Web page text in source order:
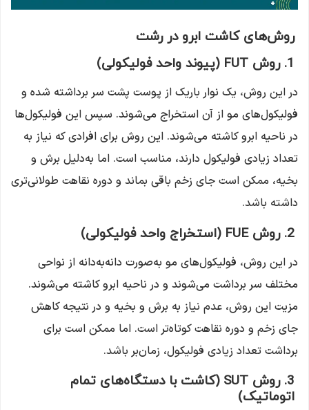
روش‌های کاشت ابرو در رشت
1. روش FUT (پیوند واحد فولیکولی)
در این روش، یک نوار باریک از پوست پشت سر برداشته شده و
فولیکول‌های مو از آن استخراج می‌شوند. سپس این فولیکول‌ها
در ناحیه ابرو کاشته می‌شوند. این روش برای افرادی که نیاز به
تعداد زیادی فولیکول دارند، مناسب است. اما به‌دلیل برش و
بخیه، ممکن است جای زخم باقی بماند و دوره نقاهت طولانی‌تری
داشته باشد.
2. روش FUE (استخراج واحد فولیکولی)
در این روش، فولیکول‌های مو به‌صورت دانه‌به‌دانه از نواحی
مختلف سر برداشت می‌شوند و در ناحیه ابرو کاشته می‌شوند.
مزیت این روش، عدم نیاز به برش و بخیه و در نتیجه کاهش
جای زخم و دوره نقاهت کوتاه‌تر است. اما ممکن است برای
برداشت تعداد زیادی فولیکول، زمان‌بر باشد.
3. روش SUT (کاشت با دستگاه‌های تمام
اتوماتیک)